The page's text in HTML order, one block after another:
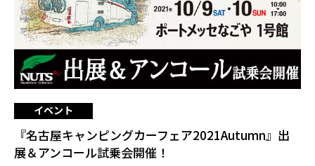
イベント
『名古屋キャンピングカーフェア2021Autumn』出
展＆アンコール試乗会開催！